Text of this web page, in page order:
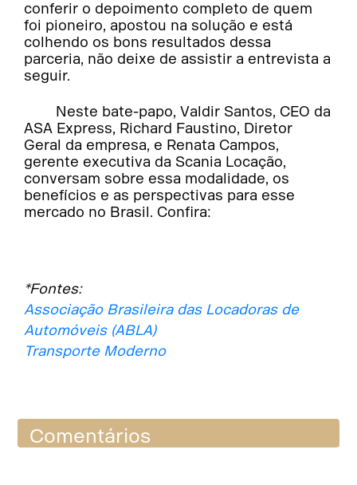
conferir o depoimento completo de quem
foi pioneiro, apostou na solução e está
colhendo os bons resultados dessa
parceria, não deixe de assistir a entrevista a
seguir.
Neste bate-papo, Valdir Santos, CEO da
ASA Express, Richard Faustino, Diretor
Geral da empresa, e Renata Campos,
gerente executiva da Scania Locação,
conversam sobre essa modalidade, os
benefícios e as perspectivas para esse
mercado no Brasil. Confira:
*Fontes:
Associação Brasileira das Locadoras de
Automóveis (ABLA)
Transporte Moderno
Comentários